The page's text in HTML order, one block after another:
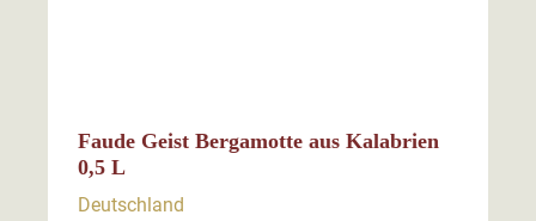
Faude Geist Bergamotte aus Kalabrien
0,5 L
Deutschland